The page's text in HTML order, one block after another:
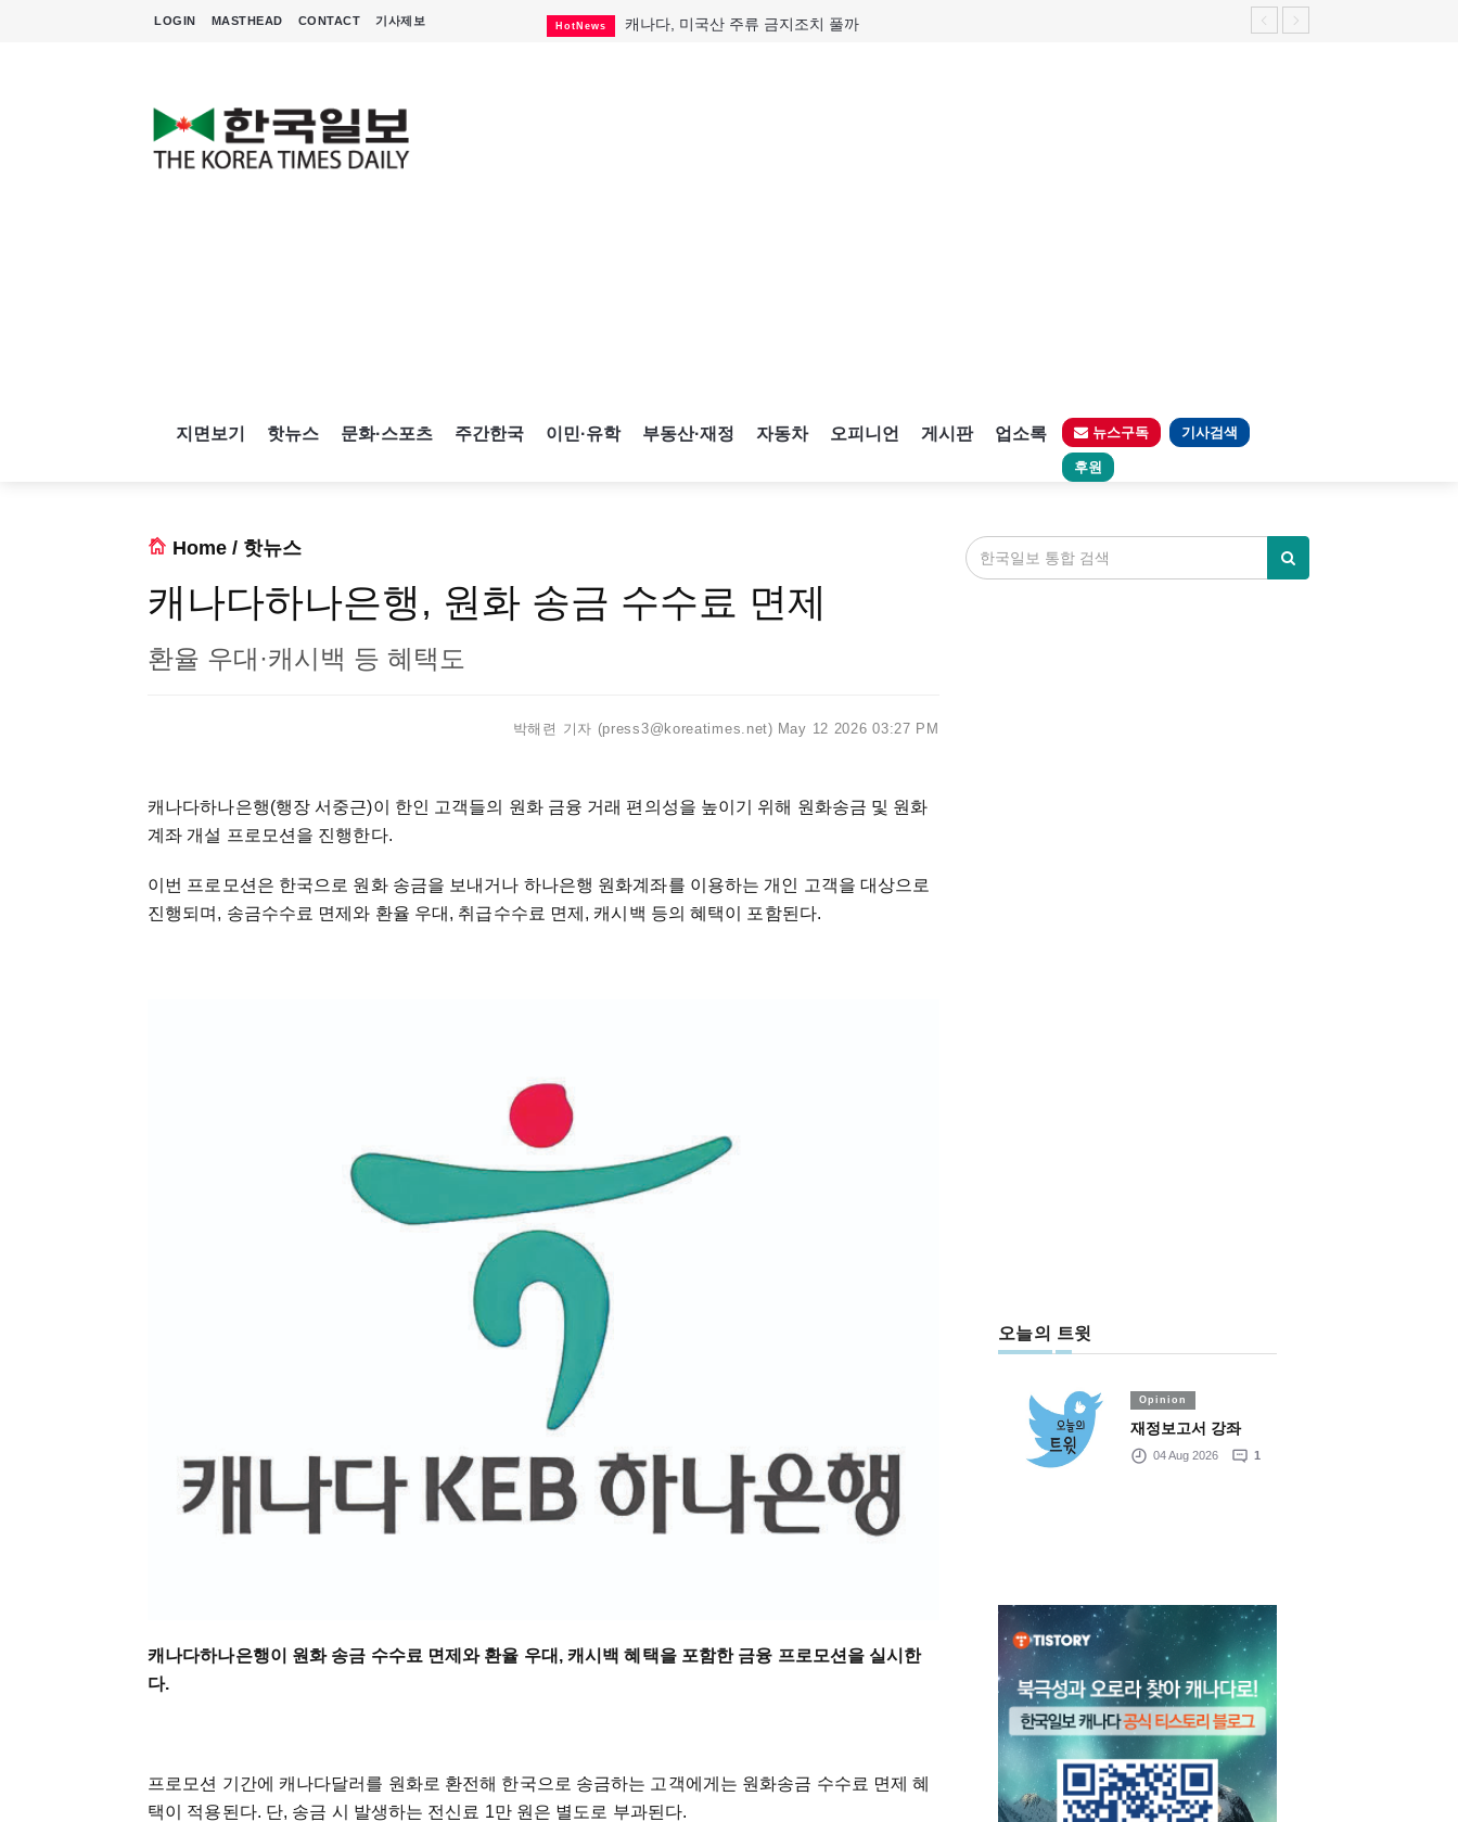
LOGIN MASTHEAD CONTACT 기사제보 HotNews 캐나다, 미국산 주류 금지조치 풀까
지면보기 핫뉴스 문화·스포츠 주간한국 이민·유학 부동산·재정 자동차 오피니언 게시판 업소록 뉴스구독 기사검색
후원
Home / 핫뉴스
캐나다하나은행, 원화 송금 수수료 면제
환율 우대·캐시백 등 혜택도
박해련 기자 (press3@koreatimes.net) May 12 2026 03:27 PM
캐나다하나은행(행장 서중근)이 한인 고객들의 원화 금융 거래 편의성을 높이기 위해 원화송금 및 원화
계좌 개설 프로모션을 진행한다.
이번 프로모션은 한국으로 원화 송금을 보내거나 하나은행 원화계좌를 이용하는 개인 고객을 대상으로
진행되며, 송금수수료 면제와 환율 우대, 취급수수료 면제, 캐시백 등의 혜택이 포함된다.
캐나다하나은행이 원화 송금 수수료 면제와 환율 우대, 캐시백 혜택을 포함한 금융 프로모션을 실시한
다.
프로모션 기간에 캐나다달러를 원화로 환전해 한국으로 송금하는 고객에게는 원화송금 수수료 면제 혜
택이 적용된다. 단, 송금 시 발생하는 전신료 1만 원은 별도로 부과된다.
오늘의 트윗
Opinion
재정보고서 강좌
04 Aug 2026 1